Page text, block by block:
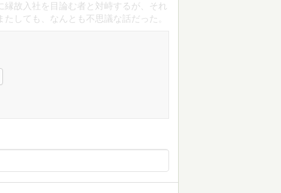
故入社を目論む者と対峙するが、それ
しても、なんとも不思議な話だった。